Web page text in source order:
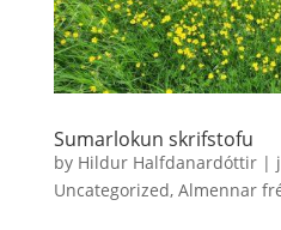
Sumarlokun skrifstofu
by Hildur Halfdanardóttir|
Uncategorized, Almennar